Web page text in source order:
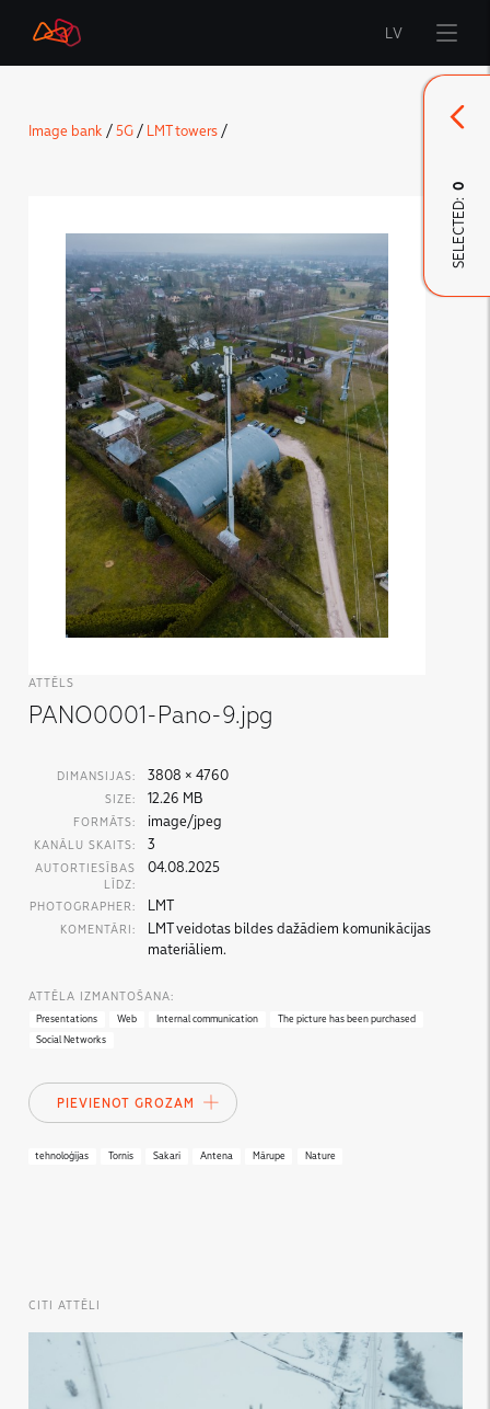
Start
LMT Defence
Downloads and news
Developed materials
LV
Image bank /5G/ LMT towers/
ATTĒLS
PANO0001-Pano-9.jpg
DIMANSIJAS: 3808 × 4760
SIZE: 12.26 MB
FORMĀTS: image/jpeg
KANĀLU SKAITS: 3
AUTORTIESĪBAS
LĪDZ:
04.08.2025
PHOTOGRAPHER: LMT
KOMENTĀRI:
LMT veidotas bildes dažādiem komunikācijas
materiāliem.
ATTĒLA IZMANTOŠANA:
Presentations Web Internal communication
The picture has been purchased
Social Networks
PIEVIENOT GROZAM
tehnoloģijas Tornis Sakari Antena Mārupe Nature
CITI ATTĒLI
SELECTED:
0